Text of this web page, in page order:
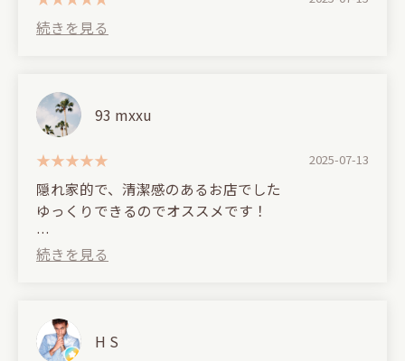
93 mxxu
2025-07-13
隠れ家的で、清潔感のあるお店でした
ゆっくりできるのでオススメです！
シーシャもとても吸いやすくて美味しいです（＾ν
(Translated by Google)
It was a hidden, clean place.
H S